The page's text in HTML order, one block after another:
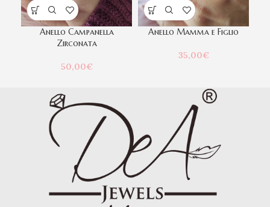
Anello Campanella
Zirconata
50,00€
Anello Mamma e Figlio
35,00€